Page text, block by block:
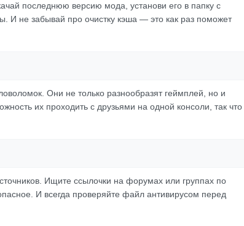
последнюю версию мода, установи его в папку с
И не забывай про очистку кэша — это как раз поможет
Они не только разнообразят геймплей, но и
их проходить с друзьями на одной консоли, так что
Ищите ссылочки на форумах или группах по
И всегда проверяйте файл антивирусом перед